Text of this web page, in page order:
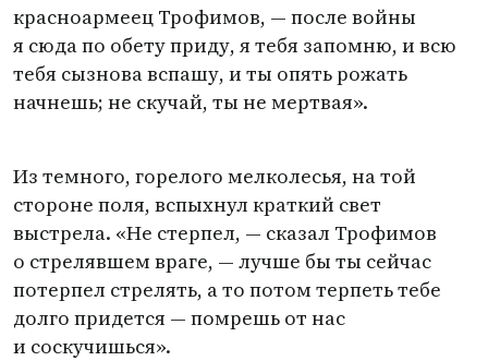
красноармеец Трофимов, — после войны
я сюда по обету приду, я тебя запомню, и всю
тебя сызнова вспашу, и ты опять рожать
начнешь; не скучай, ты не мертвая».
Из темного, горелого мелколесья, на той
стороне поля, вспыхнул краткий свет
выстрела. «Не стерпел, — сказал Трофимов
о стрелявшем враге, — лучше бы ты сейчас
потерпел стрелять, а то потом терпеть тебе
долго придется — помрешь от нас
и соскучишься».